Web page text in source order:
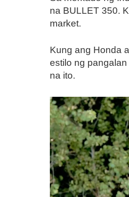
na BULLET 350.
market.
Kung ang Honda
estilo ng
na ito.